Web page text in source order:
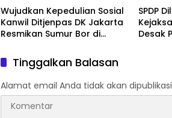
Wujudkan Kepedulian Sosial
Kanwil Ditjenpas DK Jakarta
Resmikan Sumur Bor di
SPDP
Desak
Tinggalkan Balasan
Alamat email Anda tidak akan